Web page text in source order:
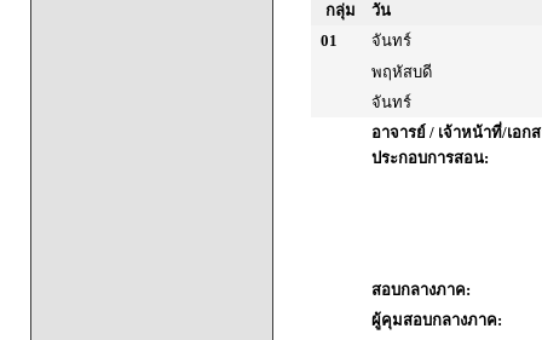
กลุ่ม
วัน
01
จันทร์
พฤหัสบดี
จันทร์
อาจารย์ / เจ้าหน้าที่/เอก
ประกอบการสอน:
สอบกลางภาค:
ผู้คุมสอบกลางภาค: